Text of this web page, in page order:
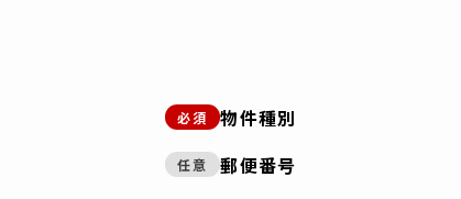
必須 物件種別
任意 郵便番号